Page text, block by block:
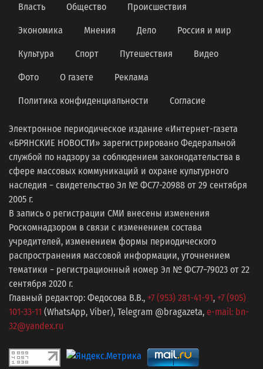
Власть Общество Происшествия
Экономика Мнения Дело Россия и мир
Культура Спорт Путешествия Видео
Фото О газете Реклама
Политика конфиденциальности Согласие
Электронное периодическое издание «Интернет-газета
«БРЯНСКИЕ НОВОСТИ» зарегистрировано Федеральной
службой по надзору за соблюдением законодательства в
сфере массовых коммуникаций и охране культурного
наследия − свидетельство Эл № ФС77-20988 от 29 сентября
2005 г.
В запись о регистрации СМИ внесены изменения
Роскомнадзором в связи с изменением состава
учредителей, изменением формы периодического
распространения массовой информации, уточнением
тематики − регистрационный номер Эл № ФС77−79023 от 22
сентября 2020 г.
Главный редактор: Федосова В.В., +7 (953) 281-41-91, +7 (905)
101-33-11 (WhatsApp, Viber), Telegram @bragazeta, e-mail: bn-
32@yandex.ru